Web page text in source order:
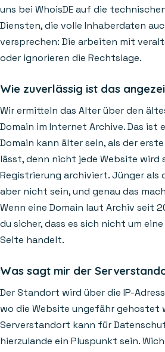
uns bei WhoisDE auf die
Diensten, die volle Inhaberdaten
versprechen: Die arbeiten mit
oder ignorieren die Rechtslage.
Wie zuverlässig ist das
Wir ermitteln das Alter über den
Domain im Internet Archive. Das ist
Domain kann älter sein, als der
lässt, denn nicht jede Website
Registrierung archiviert. Jünger als
aber nicht sein, und genau das
Wenn eine Domain laut Archiv seit
du sicher, dass es sich nicht um
Seite handelt.
Was sagt mir der
Der Standort wird über die IP-
wo die Website ungefähr gehostet
Serverstandort kann für
hierzulande ein Pluspunkt sein.